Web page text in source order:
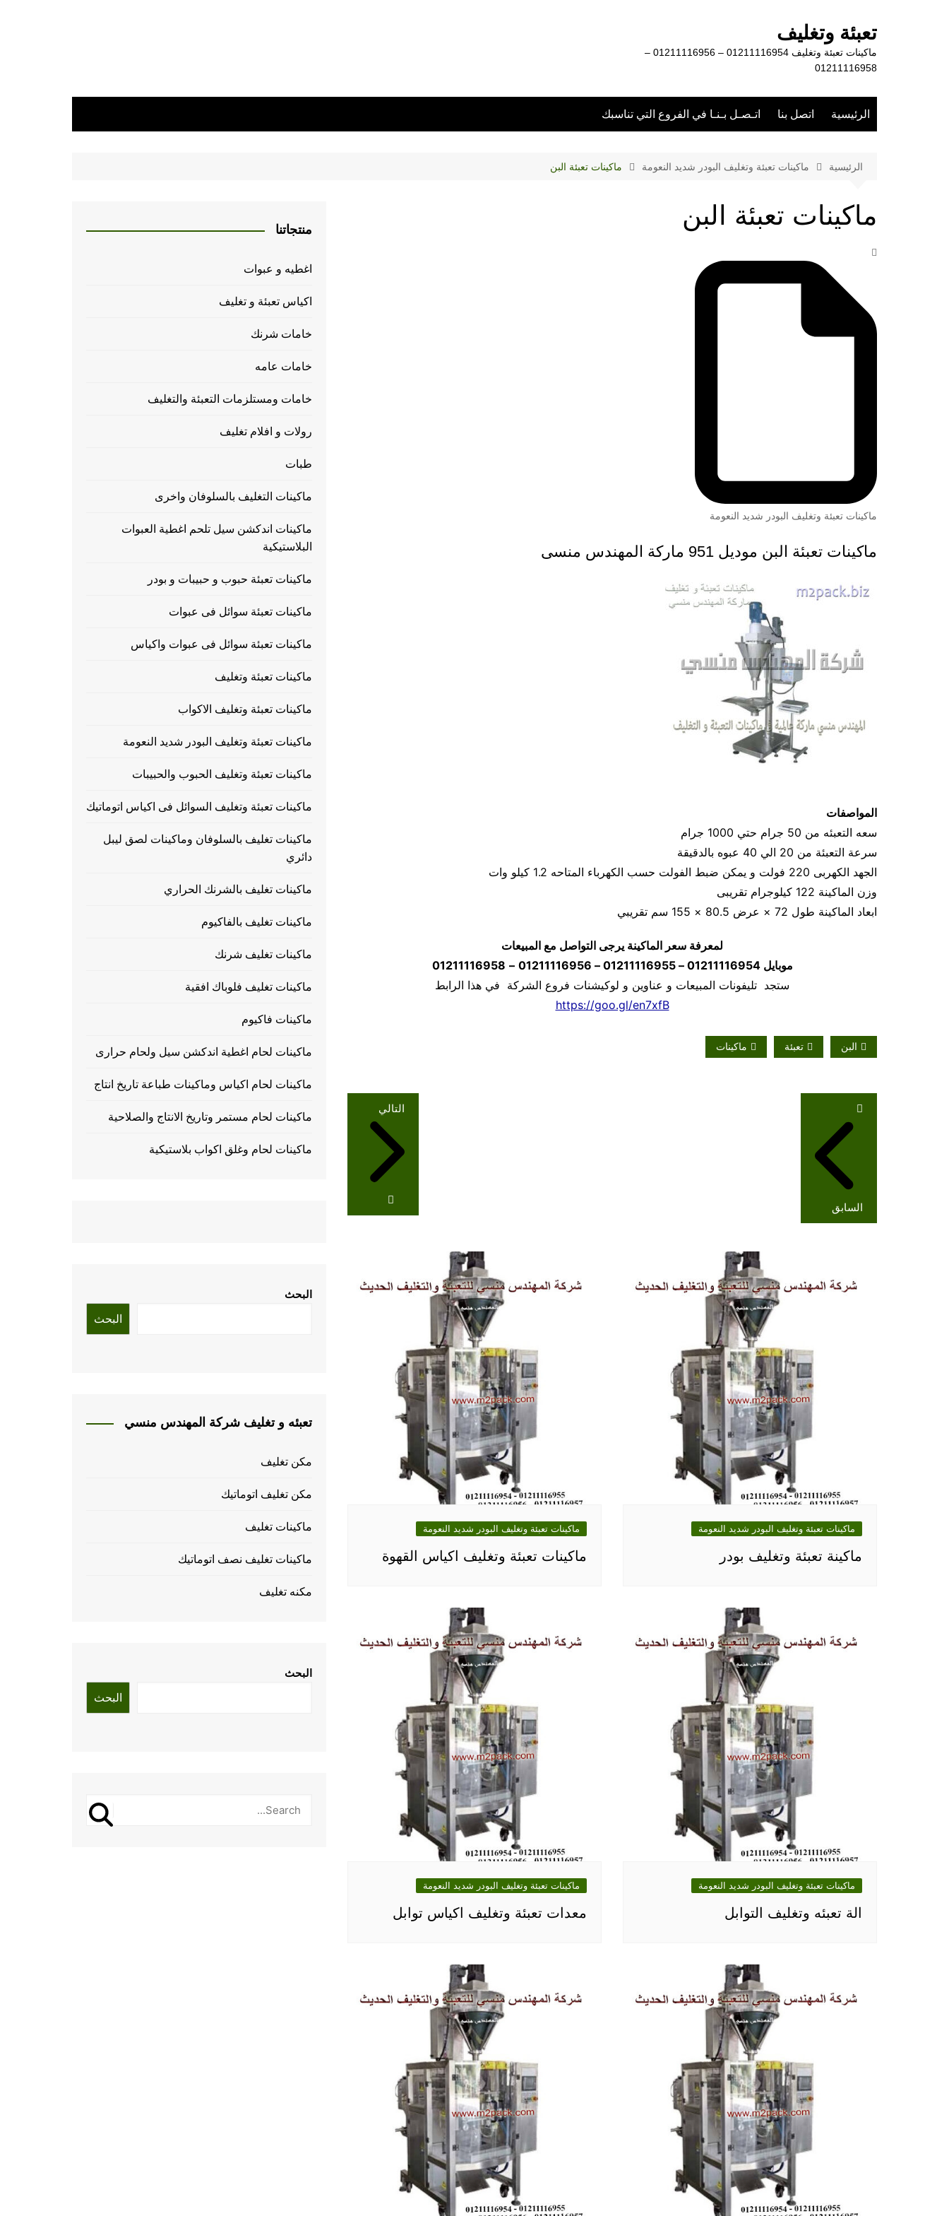
تعبئة وتغليف
ماكينات تعبئة وتغليف 01211116954 – 01211116956 –
01211116958
الرئيسية اتصل بنا اتـصـل بـنـا في الفروع التي تناسبك
الرئيسية ماكينات تعبئة وتغليف البودر شديد النعومة ماكينات تعبئة البن
ماكينات تعبئة البن
ماكينات تعبئة وتغليف البودر شديد النعومة
ماكينات تعبئة البن موديل 951 ماركة المهندس منسى
المواصفات
سعه التعبئه من 50 جرام حتي 1000 جرام
سرعة التعبئة من 20 الي 40 عبوه بالدقيقة
الجهد الكهربى 220 فولت و يمكن ضبط الفولت حسب الكهرباء المتاحه 1.2 كيلو وات
وزن الماكينة 122 كيلوجرام تقريبى
ابعاد الماكينة طول 72 × عرض 80.5 × 155 سم تقريبي
لمعرفة سعر الماكينة يرجى التواصل مع المبيعات
موبايل01211116954 – 01211116955 – 01211116956
–
01211116958
ستجد تليفونات المبيعات و عناوين و لوكيشنات فروع الشركة في هذا الرابط
https://goo.gl/en7xfB
البن تعبئة ماكينات
تصفّح
المقالات
السابق
التالي
ماكينات تعبئة وتغليف البودر شديد النعومة
ماكينة تعبئة وتغليف بودر
ماكينات تعبئة وتغليف البودر شديد النعومة
ماكينات تعبئة وتغليف اكياس القهوة
ماكينات تعبئة وتغليف البودر شديد النعومة
الة تعبئه وتغليف التوابل
ماكينات تعبئة وتغليف البودر شديد النعومة
معدات تعبئة وتغليف اكياس توابل
منتجاتنا
اغطيه و عبوات
اكياس تعبئة و تغليف
خامات شرنك
خامات عامه
خامات ومستلزمات التعبئة والتغليف
رولات و افلام تغليف
طبات
ماكينات التغليف بالسلوفان واخرى
ماكينات اندكشن سيل تلحم اغطية العبوات
البلاستيكية
ماكينات تعبئة حبوب و حبيبات و بودر
ماكينات تعبئة سوائل فى عبوات
ماكينات تعبئة سوائل فى عبوات واكياس
ماكينات تعبئة وتغليف
ماكينات تعبئة وتغليف الاكواب
ماكينات تعبئة وتغليف البودر شديد النعومة
ماكينات تعبئة وتغليف الحبوب والحبيبات
ماكينات تعبئة وتغليف السوائل فى اكياس اتوماتيك
ماكينات تغليف بالسلوفان وماكينات لصق ليبل
دائري
ماكينات تغليف بالشرنك الحراري
ماكينات تغليف بالفاكيوم
ماكينات تغليف شرنك
ماكينات تغليف فلوباك افقية
ماكينات فاكيوم
ماكينات لحام اغطية اندكشن سيل ولحام حرارى
ماكينات لحام اكياس وماكينات طباعة تاريخ انتاج
ماكينات لحام مستمر وتاريخ الانتاج والصلاحية
ماكينات لحام وغلق اكواب بلاستيكية
البحث
البحث
تعبئه و تغليف شركة المهندس منسي
مكن تغليف
مكن تغليف اتوماتيك
ماكينات تغليف
ماكينات تغليف نصف اتوماتيك
مكنه تغليف
البحث
البحث